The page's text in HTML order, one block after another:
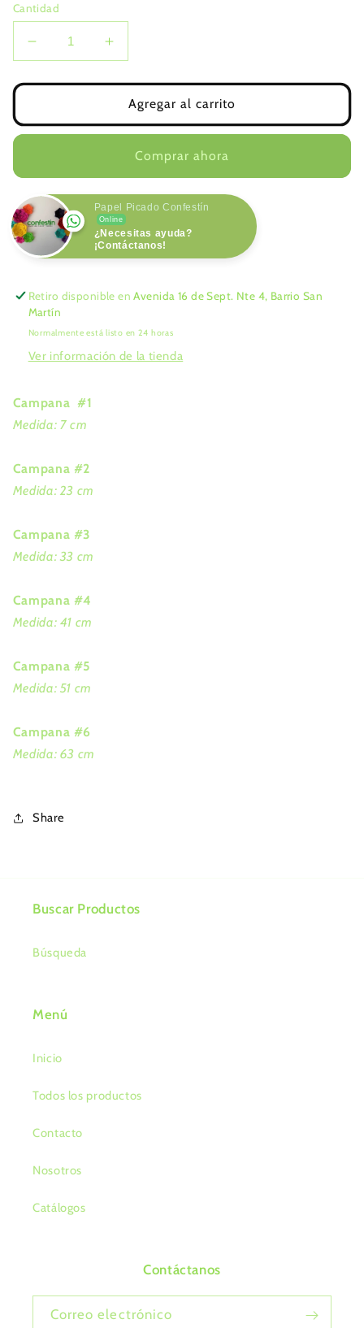
Cantidad
Reducir
cantidad
para
Tricolor
Aumentar
cantidad
para
Campana
Tricolor
Agregar al carrito
Comprar ahora
Papel Picado Confestín
Online
¿Necesitas ayuda?
¡Contáctanos!
Retiro disponible enAvenida 16 de Sept. Nte 4, Barrio San
Martín
Normalmente está listo en 24 horas
Ver información de la tienda
Campana #1
Medida: 7 cm
Campana #2
Medida: 23 cm
Campana #3
Medida: 33 cm
Campana #4
Medida: 41 cm
Campana #5
Medida: 51 cm
Campana #6
Medida: 63 cm
Share
Buscar Productos
Búsqueda
Menú
Inicio
Todos los productos
Contacto
Nosotros
Catálogos
Contáctanos
Correo electrónico